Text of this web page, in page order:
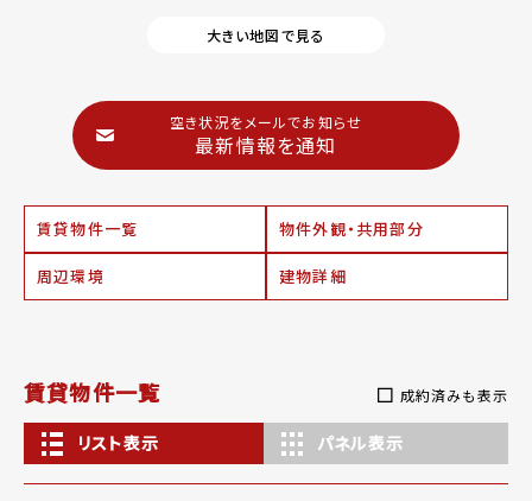
大きい地図で見る
空き状況をメールでお知らせ
最新情報を通知
賃貸物件一覧 物件外観・共用部分
周辺環境 建物詳細
賃貸物件一覧 成約済みも表示
リスト表示 パネル表示